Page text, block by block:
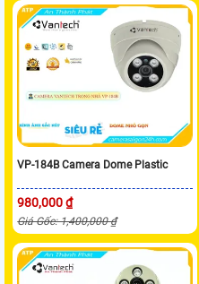
VP-184B Camera Dome Plastic
980,000 ₫
Giá Gốc: 1,400,000 ₫